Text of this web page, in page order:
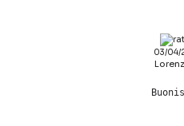
03/04/